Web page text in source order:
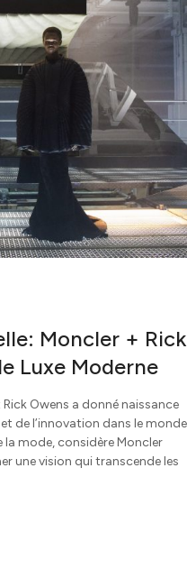
Moncler + Rick
Luxe Moderne
Owens a donné naissance
de l’innovation dans le monde
la mode, considère Moncler
une vision qui transcende les